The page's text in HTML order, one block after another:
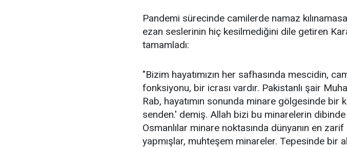
Pandemi sürecinde camilerde namaz
ezan seslerinin hiç kesilmediğini dile getiren
tamamladı:
"Bizim hayatımızın her safhasında mescidin,
fonksiyonu, bir icrası vardır. Pakistanlı şair
Rab, hayatımın sonunda minare gölgesinde bir
senden.' demiş. Allah bizi bu minarelerin dibinde
Osmanlılar minare noktasında dünyanın en
yapmışlar, muhteşem minareler. Tepesinde bir